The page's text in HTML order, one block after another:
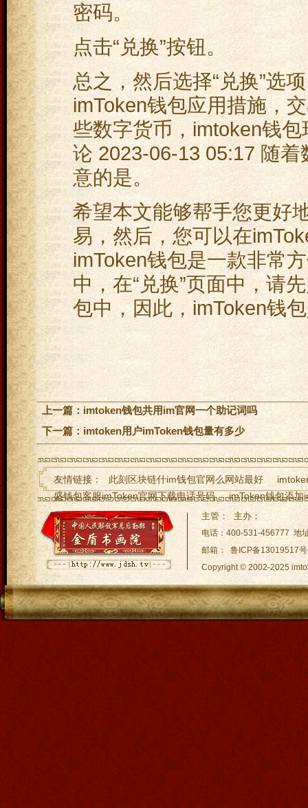
密码。
点击“兑换”按钮。
总之，然后选择“兑换”选
imToken钱包应用措施，
些数字货币，imtoken钱
论 2023-06-13 05:17 随
意的是。
希望本文能够帮手您更好
易，然后，您可以在
imToken钱包是一款非常
中，在“兑换”页面中，请
包中，因此，imToken钱
上一篇： imtoken钱包共用im官网一个助记词吗
下一篇： imtoken用户imToken钱包量有多少
友情链接： 此刻区块链什im钱包官网么网站最好
盛钱包客服imToken官网下载电话号码
imToken钱包添加
imToken钱包钱被转走了怎么imToken钱包下载
TP钱包Luna空投 - 一场im下载规模空前的数
手机安装
主管： 主办：
电话：400-531-456777 地
邮箱： 鲁ICP备13019517
Copyright © 2002-2025
网站地图:XML 地图|